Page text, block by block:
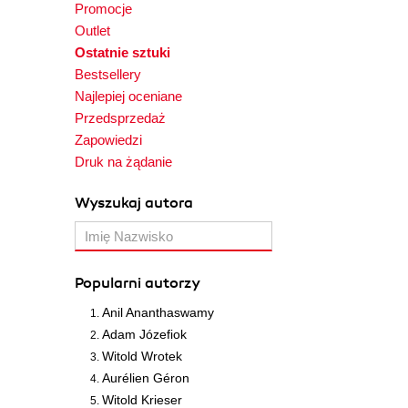
Promocje
Outlet
Ostatnie sztuki
Bestsellery
Najlepiej oceniane
Przedsprzedaż
Zapowiedzi
Druk na żądanie
Wyszukaj autora
Popularni autorzy
Anil Ananthaswamy
Adam Józefiok
Witold Wrotek
Aurélien Géron
Witold Krieser